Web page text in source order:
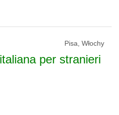
Pisa, Włochy
per stranieri